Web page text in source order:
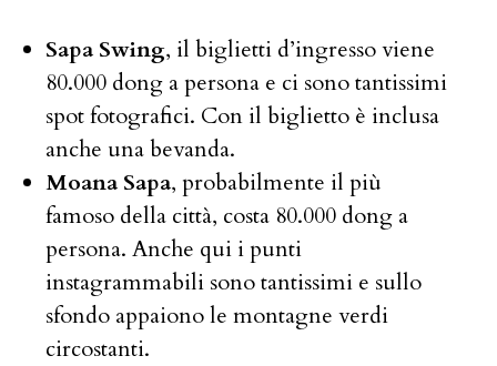
Sapa Swing, il biglietti d’ingresso viene
80.000 dong a persona e ci sono tantissimi
spot fotografici. Con il biglietto è inclusa
anche una bevanda.
Moana Sapa, probabilmente il più
famoso della città, costa 80.000 dong a
persona. Anche qui i punti
instagrammabili sono tantissimi e sullo
sfondo appaiono le montagne verdi
circostanti.